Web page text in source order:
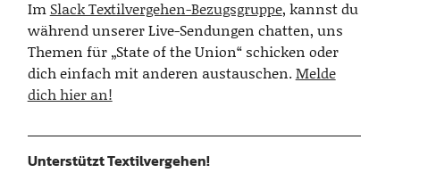
Im Slack Textilvergehen-Bezugsgruppe, kannst du
während unserer Live-Sendungen chatten, uns
Themen für „State of the Union“ schicken oder
dich einfach mit anderen austauschen.Melde
dich hier an!
Unterstützt Textilvergehen!